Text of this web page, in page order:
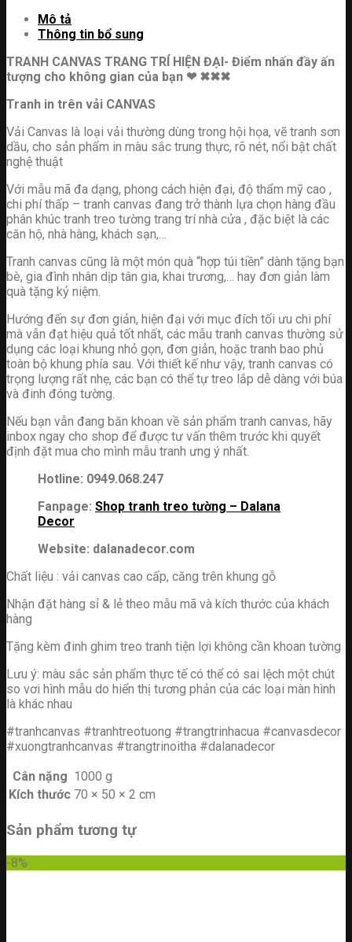
Mô tả
Thông tin bổ sung
TRANH CANVAS TRANG TRÍ HIỆN ĐẠI- Điểm nhấn đầy ấn
tượng cho không gian của bạn ❤ ✖✖✖
Tranh in trên vải CANVAS
Vải Canvas là loại vải thường dùng trong hội họa, vẽ tranh sơn
dầu, cho sản phẩm in màu sắc trung thực, rõ nét, nổi bật chất
nghệ thuật
Với mẫu mã đa dạng, phong cách hiện đại, độ thẩm mỹ cao ,
chi phí thấp – tranh canvas đang trở thành lựa chọn hàng đầu
phân khúc tranh treo tường trang trí nhà cửa , đặc biệt là các
căn hộ, nhà hàng, khách sạn,…
Tranh canvas cũng là một món quà “hợp túi tiền” dành tặng bạn
bè, gia đình nhân dịp tân gia, khai trương,… hay đơn giản làm
quà tặng kỷ niệm.
Hướng đến sự đơn giản, hiện đại với mục đích tối ưu chi phí
mà vẫn đạt hiệu quả tốt nhất, các mẫu tranh canvas thường sử
dụng các loại khung nhỏ gọn, đơn giản, hoặc tranh bao phủ
toàn bộ khung phía sau. Với thiết kế như vậy, tranh canvas có
trọng lượng rất nhẹ, các bạn có thể tự treo lắp dễ dàng với búa
và đinh đóng tường.
Nếu bạn vẫn đang băn khoan về sản phẩm tranh canvas, hãy
inbox ngay cho shop để được tư vấn thêm trước khi quyết
định đặt mua cho mình mẫu tranh ưng ý nhất.
Hotline: 0949.068.247
Fanpage: Shop tranh treo tường – Dalana
Decor
Website: dalanadecor.com
Chất liệu : vải canvas cao cấp, căng trên khung gỗ
Nhận đặt hàng sỉ & lẻ theo mẫu mã và kích thước của khách
hàng
Tặng kèm đinh ghim treo tranh tiện lợi không cần khoan tường
Lưu ý: màu sắc sản phẩm thực tế có thể có sai lệch một chút
so vơi hình mẫu do hiển thị tương phản của các loại màn hình
là khác nhau
#tranhcanvas #tranhtreotuong #trangtrinhacua #canvasdecor
#xuongtranhcanvas #trangtrinoitha #dalanadecor
Cân nặng 1000 g
Kích thước 70 × 50 × 2 cm
Sản phẩm tương tự
-8%